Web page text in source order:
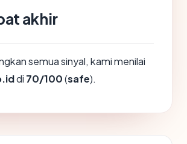
akhir
semua sinyal, kami menilai
di 70/100(safe).